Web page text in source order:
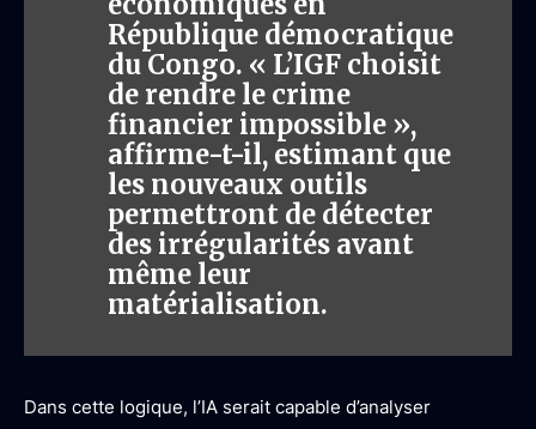
République démocratique
du Congo. « L’IGF choisit
de rendre le crime
financier impossible »,
affirme-t-il, estimant que
les nouveaux outils
permettront de détecter
des irrégularités avant
même leur
matérialisation.
Dans cette logique, l’IA serait capable d’analyser